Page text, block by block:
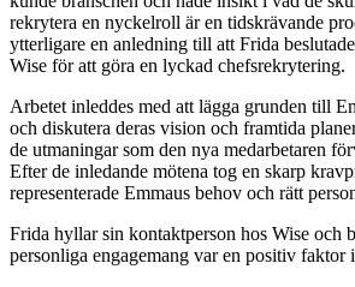
rekrytera en nyckelroll är en tidskrävande
ytterligare en anledning till att Frida
Wise för att göra en lyckad chefsrekrytering.
Arbetet inleddes med att lägga grunden till
och diskutera deras vision och framtida
de utmaningar som den nya medarbetaren
Efter de inledande mötena tog en skarp
representerade Emmaus behov och rätt
Frida hyllar sin kontaktperson hos Wise och
personliga engagemang var en positiv faktor